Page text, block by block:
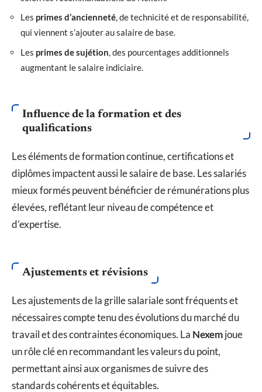
Les primes d’ancienneté, de technicité et de responsabilité,
qui viennent s’ajouter au salaire de base.
Les primes de sujétion, des pourcentages additionnels
augmentant le salaire indiciaire.
Influence de la formation et des
qualifications
Les éléments de formation continue, certifications et
diplômes impactent aussi le salaire de base. Les salariés
mieux formés peuvent bénéficier de rémunérations plus
élevées, reflétant leur niveau de compétence et
d’expertise.
Ajustements et révisions
Les ajustements de la grille salariale sont fréquents et
nécessaires compte tenu des évolutions du marché du
travail et des contraintes économiques. La Nexemjoue
un rôle clé en recommandant les valeurs du point,
permettant ainsi aux organismes de suivre des
standards cohérents et équitables.